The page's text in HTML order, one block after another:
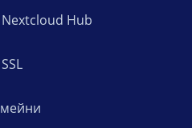
Nextcloud Hub
SSL